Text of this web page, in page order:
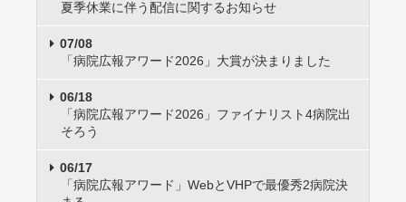
夏季休業に伴う配信に関するお知らせ
07/08
「病院広報アワード2026」大賞が決まりました
06/18
「病院広報アワード2026」ファイナリスト4病院出
そろう
06/17
「病院広報アワード」WebとVHPで最優秀2病院決